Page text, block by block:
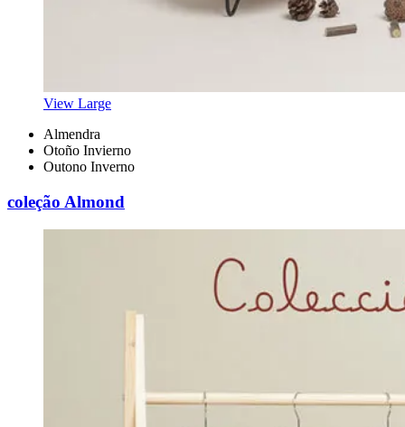
View Large
Almendra
Otoño Invierno
Outono Inverno
coleção Almond